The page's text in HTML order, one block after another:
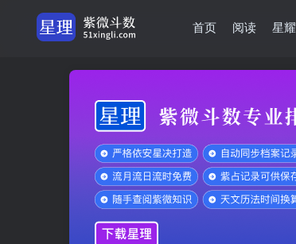
首页 阅读 星耀